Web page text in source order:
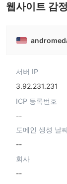
웹사이트 감정
서버 IP
3.92.231.231
ICP 등록번호
--
도메인 생성 날
--
회사
--